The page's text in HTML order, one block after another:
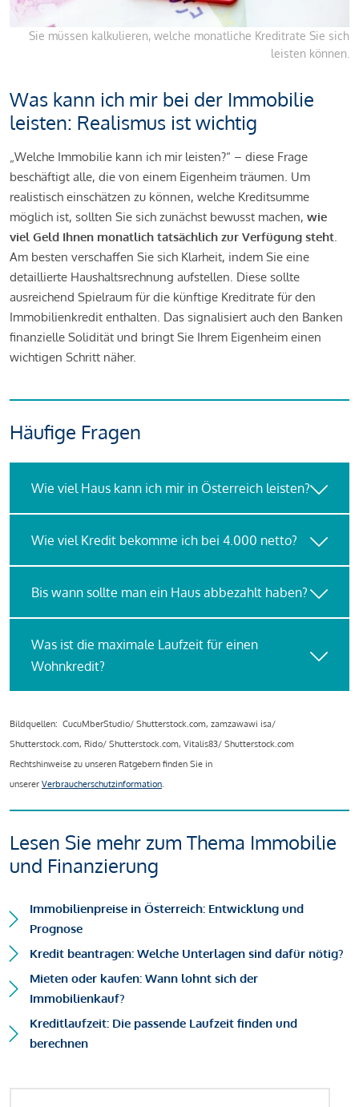
Sie müssen kalkulieren, welche monatliche Kreditrate Sie sich
leisten können.
Was kann ich mir bei der Immobilie
leisten: Realismus ist wichtig
„Welche Immobilie kann ich mir leisten?“ – diese Frage
beschäftigt alle, die von einem Eigenheim träumen. Um
realistisch einschätzen zu können, welche Kreditsumme
möglich ist, sollten Sie sich zunächst bewusst machen, wie
viel Geld Ihnen monatlich tatsächlich zur Verfügung steht.
Am besten verschaffen Sie sich Klarheit, indem Sie eine
detaillierte Haushaltsrechnung aufstellen. Diese sollte
ausreichend Spielraum für die künftige Kreditrate für den
Immobilienkredit enthalten. Das signalisiert auch den Banken
finanzielle Solidität und bringt Sie Ihrem Eigenheim einen
wichtigen Schritt näher.
Häufige Fragen
Wie viel Haus kann ich mir in Österreich leisten?
Wie viel Kredit bekomme ich bei 4.000 netto?
Bis wann sollte man ein Haus abbezahlt haben?
Was ist die maximale Laufzeit für einen
Wohnkredit?
Bildquellen: CucuMberStudio/ Shutterstock.com, zamzawawi isa/
Shutterstock.com, Rido/ Shutterstock.com, Vitalis83/ Shutterstock.com
Rechtshinweise zu unseren Ratgebern finden Sie in
unserer Verbraucherschutzinformation.
Lesen Sie mehr zum Thema Immobilie
und Finanzierung
Immobilienpreise in Österreich: Entwicklung und
Prognose
Kredit beantragen: Welche Unterlagen sind dafür nötig?
Mieten oder kaufen: Wann lohnt sich der
Immobilienkauf?
Kreditlaufzeit: Die passende Laufzeit finden und
berechnen